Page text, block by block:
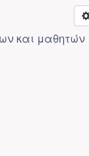
και μαθητών